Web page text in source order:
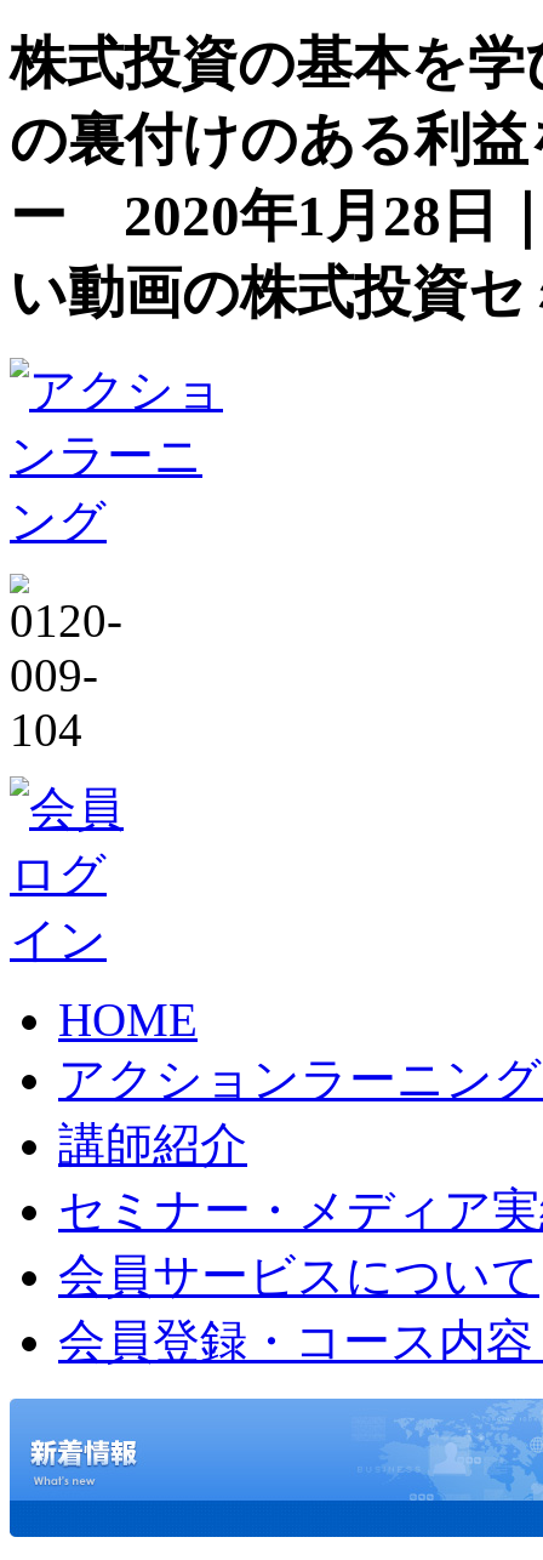
株式投資の基本を
の裏付けのある利
ー 2020年1月28日
い動画の株式投資
HOME
アクションラーニン
講師紹介
セミナー・メディア
会員サービスについて
会員登録・コース内